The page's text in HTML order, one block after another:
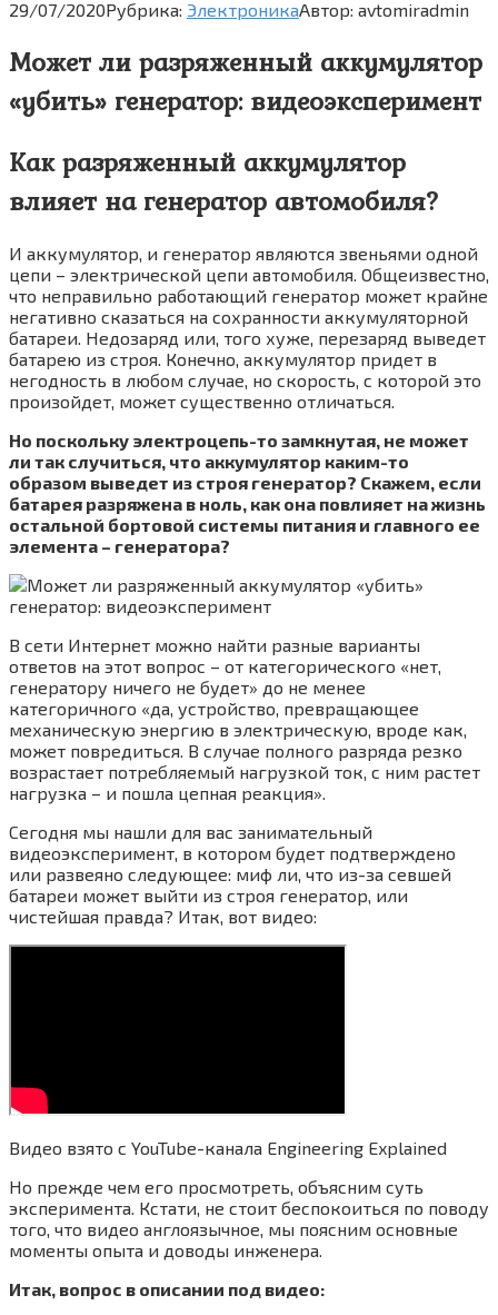
29/07/2020Рубрика: ЭлектроникаАвтор: avtomiradmin
Может ли разряженный аккумулятор
«убить» генератор: видеоэксперимент
Как разряженный аккумулятор
влияет на генератор автомобиля?
И аккумулятор, и генератор являются звеньями одной
цепи – электрической цепи автомобиля. Общеизвестно,
что неправильно работающий генератор может крайне
негативно сказаться на сохранности аккумуляторной
батареи. Недозаряд или, того хуже, перезаряд выведет
батарею из строя. Конечно, аккумулятор придет в
негодность в любом случае, но скорость, с которой это
произойдет, может существенно отличаться.
Но поскольку электроцепь-то замкнутая, не может
ли так случиться, что аккумулятор каким-то
образом выведет из строя генератор? Скажем, если
батарея разряжена в ноль, как она повлияет на жизнь
остальной бортовой системы питания и главного ее
элемента – генератора?
В сети Интернет можно найти разные варианты
ответов на этот вопрос – от категорического «нет,
генератору ничего не будет» до не менее
категоричного «да, устройство, превращающее
механическую энергию в электрическую, вроде как,
может повредиться. В случае полного разряда резко
возрастает потребляемый нагрузкой ток, с ним растет
нагрузка – и пошла цепная реакция».
Сегодня мы нашли для вас занимательный
видеоэксперимент, в котором будет подтверждено
или развеяно следующее: миф ли, что из-за севшей
батареи может выйти из строя генератор, или
чистейшая правда? Итак, вот видео:
Видео взято с YouTube-канала Engineering Explained
Но прежде чем его просмотреть, объясним суть
эксперимента. Кстати, не стоит беспокоиться по поводу
того, что видео англоязычное, мы поясним основные
моменты опыта и доводы инженера.
Итак, вопрос в описании под видео: